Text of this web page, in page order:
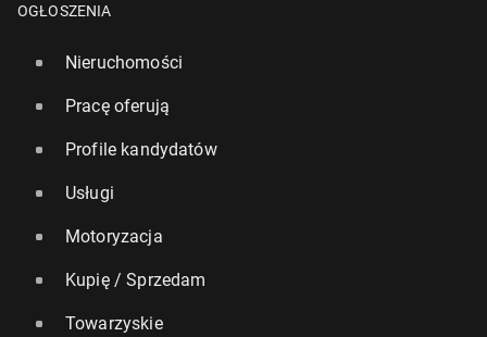
OGŁOSZENIA
Nieruchomości
Pracę oferują
Profile kandydatów
Usługi
Motoryzacja
Kupię / Sprzedam
Towarzyskie